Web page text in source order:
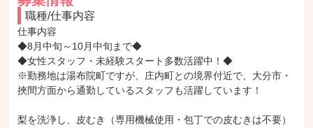
職種/仕事内容
仕事内容
◆8月中旬～10月中旬まで◆
◆女性スタッフ・未経験スタート多数活躍中！◆
※勤務地は湯布院町ですが、庄内町との境界付近で、大分市・
挾間方面から通勤しているスタッフも活躍しています！
梨を洗浄し、皮むき（専用機械使用・包丁での皮むきは不要）